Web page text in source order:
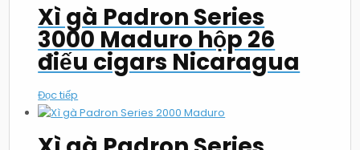
Xì gà Padron Series
3000 Maduro hộp 26
điếu cigars Nicaragua
Đọc tiếp